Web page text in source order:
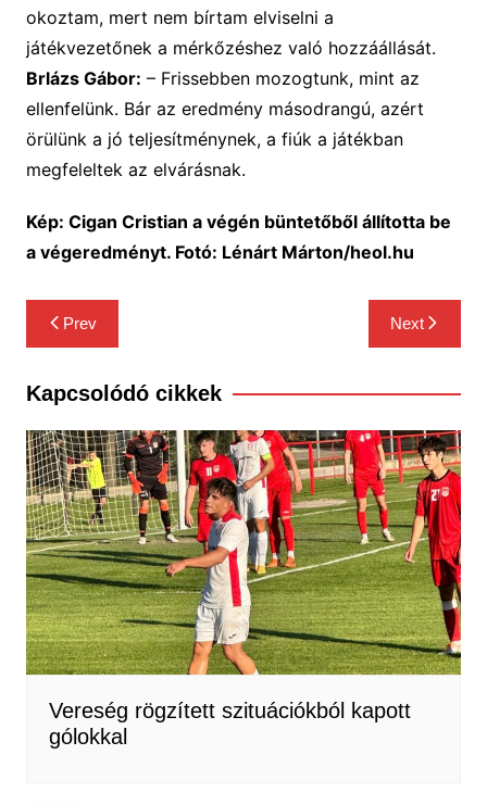
okoztam, mert nem bírtam elviselni a
játékvezetőnek a mérkőzéshez való hozzáállását.
Brlázs Gábor: – Frissebben mozogtunk, mint az
ellenfelünk. Bár az eredmény másodrangú, azért
örülünk a jó teljesítménynek, a fiúk a játékban
megfeleltek az elvárásnak.
Kép: Cigan Cristian a végén büntetőből állította be
a végeredményt. Fotó: Lénárt Márton/heol.hu
Bejegyzés
navigáció
Prev Next
Kapcsolódó cikkek
Vereség rögzített szituációkból kapott
gólokkal